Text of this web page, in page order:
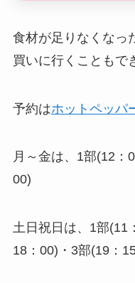
食材が足りなくなっ
買いに行くこともで
予約はホットペッパ
月～金は、1部(12：
00)
土日祝日は、1部(11
18：00)・3部(19：